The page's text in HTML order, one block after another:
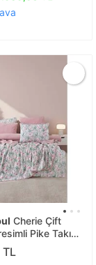
Cherie Çift
Pike Takımı
Seti